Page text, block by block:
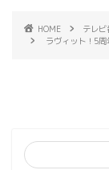
HOME テレビ
ラヴィット！5